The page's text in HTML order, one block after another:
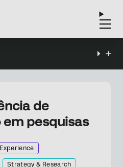
de
pesquisas
Strategy & Research